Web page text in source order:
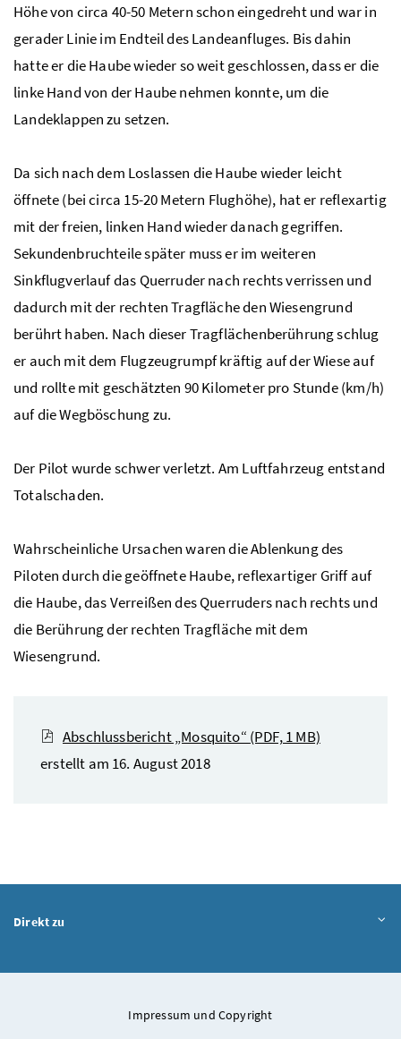
Höhe von circa 40-50 Metern schon eingedreht und war in
gerader Linie im Endteil des Landeanfluges. Bis dahin
hatte er die Haube wieder so weit geschlossen, dass er die
linke Hand von der Haube nehmen konnte, um die
Landeklappen zu setzen.
Da sich nach dem Loslassen die Haube wieder leicht
öffnete (bei circa 15-20 Metern Flughöhe), hat er reflexartig
mit der freien, linken Hand wieder danach gegriffen.
Sekundenbruchteile später muss er im weiteren
Sinkflugverlauf das Querruder nach rechts verrissen und
dadurch mit der rechten Tragfläche den Wiesengrund
berührt haben. Nach dieser Tragflächenberührung schlug
er auch mit dem Flugzeugrumpf kräftig auf der Wiese auf
und rollte mit geschätzten 90 Kilometer pro Stunde (km/h)
auf die Wegböschung zu.
Der Pilot wurde schwer verletzt. Am Luftfahrzeug entstand
Totalschaden.
Wahrscheinliche Ursachen waren die Ablenkung des
Piloten durch die geöffnete Haube, reflexartiger Griff auf
die Haube, das Verreißen des Querruders nach rechts und
die Berührung der rechten Tragfläche mit dem
Wiesengrund.
Abschlussbericht „Mosquito“ (PDF, 1 MB)
erstellt am 16. August 2018
Direkt zu
Impressum und Copyright